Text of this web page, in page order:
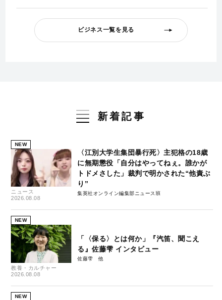
ビジネス一覧を見る
新着記事
NEW
ニュース
2026.08.08
〈江別大学生集団暴行死〉主犯格の18歳
に無期懲役「自分はやってねぇ。誰かが
トドメさした」裁判で明かされた“他責ぶ
り”
集英社オンライン編集部ニュース班
NEW
教養・カルチャー
2026.08.08
「〈保る〉とは何か」『汽笛、聞こえ
る』佐藤雫 インタビュー
佐藤雫
NEW